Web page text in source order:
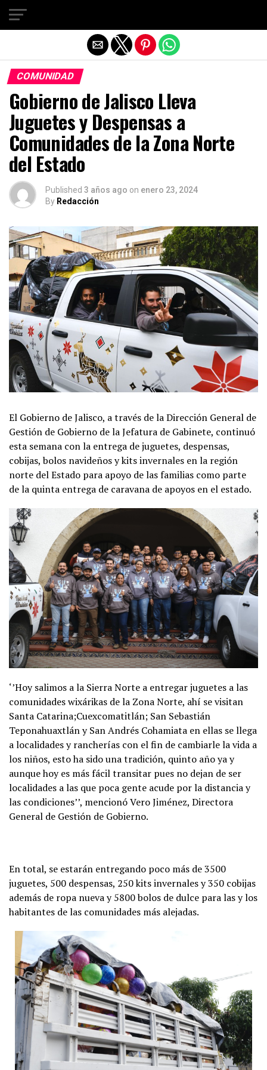
COMUNIDAD
Gobierno de Jalisco Lleva
Juguetes y Despensas a
Comunidades de la Zona Norte
del Estado
Published 3 años ago on enero 23, 2024
By Redacción
El Gobierno de Jalisco, a través de la Dirección General de
Gestión de Gobierno de la Jefatura de Gabinete, continuó
esta semana con la entrega de juguetes, despensas,
cobijas, bolos navideños y kits invernales en la región
norte del Estado para apoyo de las familias como parte
de la quinta entrega de caravana de apoyos en el estado.
‘’Hoy salimos a la Sierra Norte a entregar juguetes a las
comunidades wixárikas de la Zona Norte, ahí se visitan
Santa Catarina;Cuexcomatitlán; San Sebastián
Teponahuaxtlán y San Andrés Cohamiata en ellas se llega
a localidades y rancherías con el fin de cambiarle la vida a
los niños, esto ha sido una tradición, quinto año ya y
aunque hoy es más fácil transitar pues no dejan de ser
localidades a las que poca gente acude por la distancia y
las condiciones’’, mencionó Vero Jiménez, Directora
General de Gestión de Gobierno.
En total, se estarán entregando poco más de 3500
juguetes, 500 despensas, 250 kits invernales y 350 cobijas
además de ropa nueva y 5800 bolos de dulce para las y los
habitantes de las comunidades más alejadas.